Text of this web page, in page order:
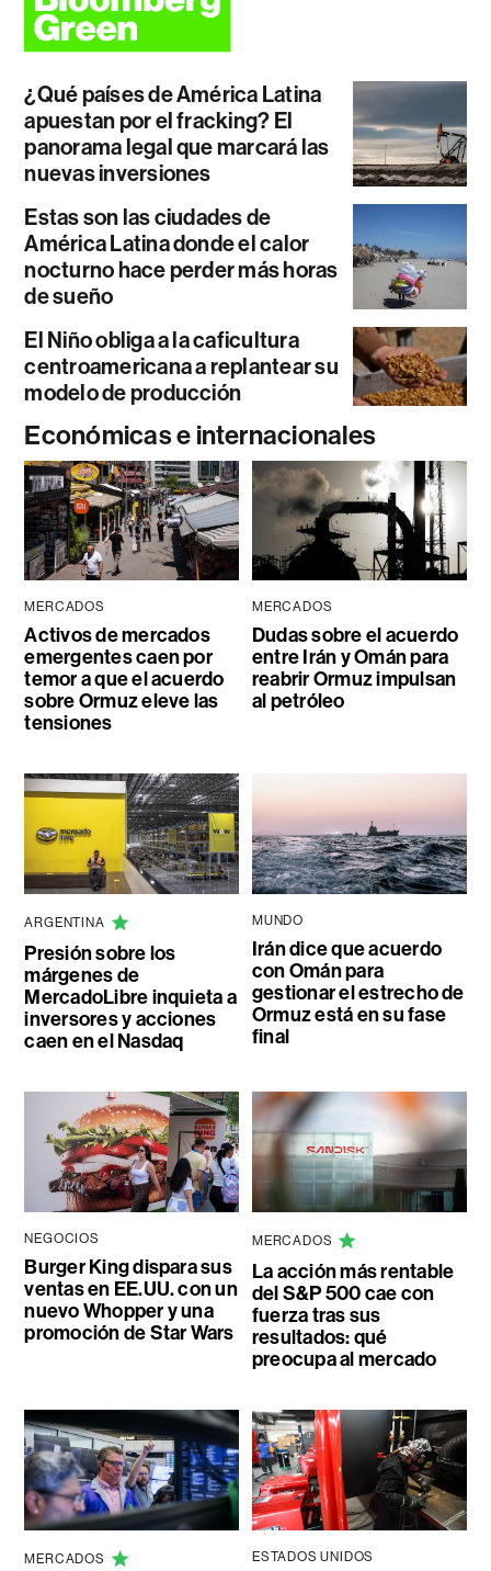
¿Qué países de América Latina
apuestan por el fracking? El
panorama legal que marcará las
nuevas inversiones
Estas son las ciudades de
América Latina donde el calor
nocturno hace perder más horas
de sueño
El Niño obliga a la caficultura
centroamericana a replantear su
modelo de producción
Económicas e internacionales
MERCADOS
Activos de mercados
emergentes caen por
temor a que el acuerdo
sobre Ormuz eleve las
tensiones
MERCADOS
Dudas sobre el acuerdo
entre Irán y Omán para
reabrir Ormuz impulsan
al petróleo
ARGENTINA
Presión sobre los
márgenes de
MercadoLibre inquieta a
inversores y acciones
caen en el Nasdaq
MUNDO
Irán dice que acuerdo
con Omán para
gestionar el estrecho de
Ormuz está en su fase
final
NEGOCIOS
Burger King dispara sus
ventas en EE.UU. con un
nuevo Whopper y una
promoción de Star Wars
MERCADOS
La acción más rentable
del S&P 500 cae con
fuerza tras sus
resultados: qué
preocupa al mercado
MERCADOS ESTADOS UNIDOS